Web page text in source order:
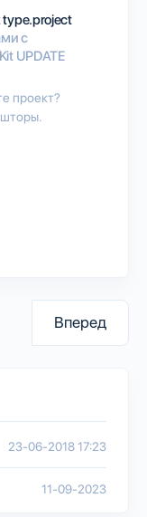
type.project
с
UPDATE
проект?
Вперед
23-06-2018 17:23
11-09-2023